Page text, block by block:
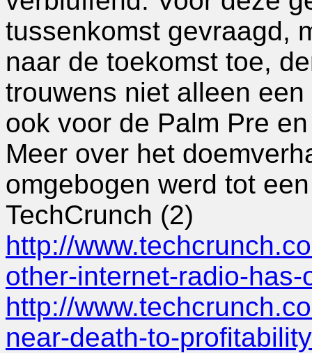
tussenkomst gevraagd,
naar de toekomst toe,
trouwens niet alleen
ook voor de Palm Pre
Meer over het
omgebogen werd tot
TechCrunch (2)
http://
other-internet-radio-
http://
near-death-to-